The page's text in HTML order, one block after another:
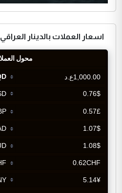
اسعار العملات بالدينار العراقي